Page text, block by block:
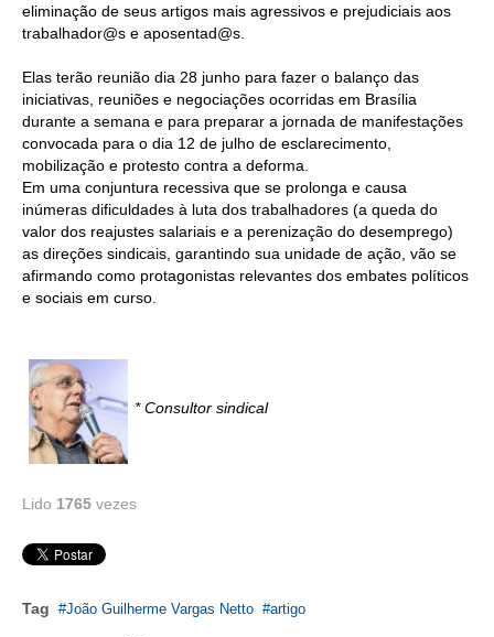
LEGISLAÇÃO
LEI 4.950-A/1966 – PISO SALARIAL
LEI 5.194/1966 – REGULAMENTAÇÃO DA PROFISSÃO
LEI 6.496/1977 – ART
RES 1.002/2002 – CÓDIGO DE ÉTICA
HOMOLOGAÇÕES
PISO SALARIAL
OPORTUNIDADES
APRESENTAÇÃO
eliminação de seus artigos mais agressivos e prejudiciais aos
trabalhador@s e aposentad@s.
Elas terão reunião dia 28 junho para fazer o balanço das
iniciativas, reuniões e negociações ocorridas em Brasília
durante a semana e para preparar a jornada de manifestações
convocada para o dia 12 de julho de esclarecimento,
mobilização e protesto contra a deforma.
Em uma conjuntura recessiva que se prolonga e causa
inúmeras dificuldades à luta dos trabalhadores (a queda do
valor dos reajustes salariais e a perenização do desemprego)
as direções sindicais, garantindo sua unidade de ação, vão se
afirmando como protagonistas relevantes dos embates políticos
e sociais em curso.
* Consultor sindical
Lido 1765 vezes
Tag João Guilherme Vargas Netto artigo